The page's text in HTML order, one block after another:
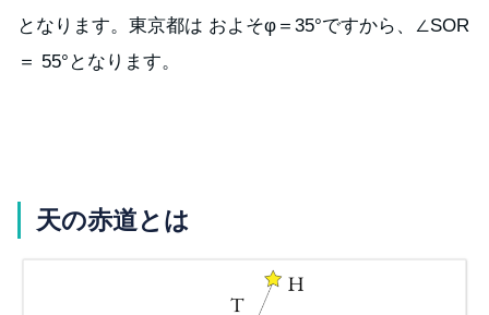
となります。東京都は およそφ＝35°ですから、∠SOR
＝ 55°となります。
天の赤道とは